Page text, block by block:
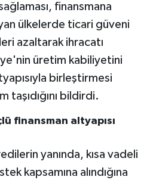
finansmana
ülkelerde ticari güveni
azaltarak ihracatı
üretim kabiliyetini
birleştirmesi
taşıdığını bildirdi.
finansman altyapısı
yanında, kısa vadeli
kapsamına alındığına